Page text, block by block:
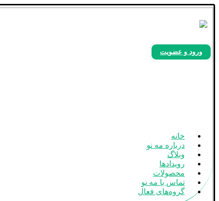
ورود و عضویت
خانه
درباره مه نو
وبلاگ
رویدادها
محصولات
تماس با مه نو
گروه‌های فعال